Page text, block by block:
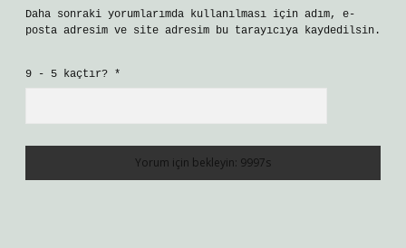
Daha sonraki yorumlarımda kullanılması için adım, e-
posta adresim ve site adresim bu tarayıcıya kaydedilsin.
9 - 5 kaçtır? *